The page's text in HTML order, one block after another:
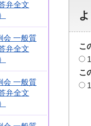
弁全文
会 一般質
弁全文
会 一般質
弁全文
こ
こ